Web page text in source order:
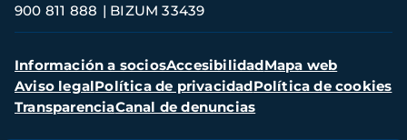
900 811 888
BIZUM 33439
Menú
secundario
Información a sociosAccesibilidadMapa web
Aviso legalPolítica de privacidadPolítica de cookies
TransparenciaCanal de denuncias